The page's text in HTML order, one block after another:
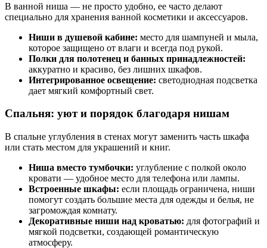
В ванной ниша — не просто удобно, ее часто делают
специально для хранения ванной косметики и аксессуаров.
Ниши в душевой кабине: место для шампуней и мыла,
которое защищено от влаги и всегда под рукой.
Полки для полотенец и банных принадлежностей:
аккуратно и красиво, без лишних шкафов.
Интегрированное освещение: светодиодная подсветка
дает мягкий комфортный свет.
Спальня: уют и порядок благодаря нишам
В спальне углубления в стенах могут заменить часть шкафа
или стать местом для украшений и книг.
Ниша вместо тумбочки: углубление с полкой около
кровати — удобное место для телефона или лампы.
Встроенные шкафы: если площадь ограничена, ниши
помогут создать большие места для одежды и белья, не
загромождая комнату.
Декоративные ниши над кроватью: для фотографий и
мягкой подсветки, создающей романтическую
атмосферу.